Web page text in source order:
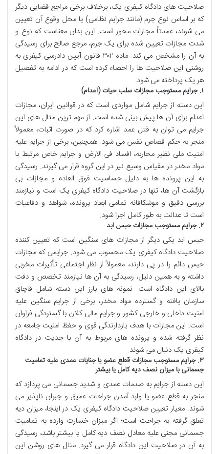
صلاحیت های دادگاه کیفری یک، برخلاف برخی مراجع قضایی دیگر
که بر اساس نوع جرم (مانند جرایم نظامی) یا محل وقوع آن تعیین
می شوند، عمدتاً مجازات محور است. این بدان معناست که نوع و
شدت مجازات تعیین شده برای یک جرم، مرجع صالح برای رسیدگی
به آن را مشخص می کند. ماده ۳۰۲ قانون آیین دادرسی کیفری به
روشنی این صلاحیت ها را احصاء کرده است که در ادامه به تفصیل
هر یک پرداخته می شود:
۱. جرایم مستوجب مجازات سلب حیات (اعدام)
این دسته از جرایم شامل مواردی است که در قوانین ایران، مجازات
اعدام برای آن ها پیش بینی شده است. از مهم ترین مثال های این
جرایم می توان به قتل عمد اشاره کرد که در صورت اثبات، معمولاً
منجر به حکم قصاص نفس می شود. همچنین، برخی از جرایم علیه
امنیت ملی نظیر محاربه، افساد فی الارض و جرایم خاص مرتبط با
مواد مخدر در مقیاس وسیع نیز در این گروه قرار می گیرند. رسیدگی
به این پرونده ها به دلیل حساسیت فوق العاده و مجازات بی
بازگشت آن ها، تنها در صلاحیت دادگاه کیفری یک است و نیازمند
بررسی دقیق و موشکافانه تمامی ابعاد پرونده، شواهد و دفاعیات
است تا عدالت به طور کامل اجرا شود.
۲. جرایم مستوجب مجازات حبس ابد
حبس ابد یکی دیگر از مجازات های سنگین است که تعیین کننده
صلاحیت دادگاه کیفری یک محسوب می شود. جرایمی که مجازات
حبس دائم را در پی دارند، معمولاً از نظر اجتماعی تأثیرات مخربی
داشته و به همین دلیل، رسیدگی به آن ها نیازمند تخصص و دقت
بالای این دادگاه است. نمونه های بارز این دسته شامل قاچاق
سازمان یافته و گسترده مواد مخدر، برخی از جرایم سنگین علیه
امنیت داخلی و خارجی کشور و جرایم مالی کلان با گستردگی فراوان
است. این مجازات با هدف بازدارندگی قوی و حفظ امنیت جامعه در
نظر گرفته شده و پرونده های مربوط به آن با جدیت در دادگاه
کیفری یک دنبال می شوند.
۳. جرایم مستوجب مجازات قطع عضو یا جنایات عمدی علیه تمامیت
جسمانی با میزان نصف دیه کامل یا بیشتر
این دسته از جرایم به صدمات عمدی و شدید جسمانی می پردازد که
منجر به قطع عضو یا وارد آمدن جراحات عمیق و جبران ناپذیر می
شوند. معیار تعیین صلاحیت دادگاه کیفری یک در اینجا، میزان دیه
تعلق گرفته به جراحت است؛ اگر میزان خسارت وارده به تمامیت
جسمانی مجنی علیه معادل نصف دیه کامل یا بیشتر باشد، رسیدگی
به آن در صلاحیت این دادگاه قرار می گیرد. مثال های روشن این